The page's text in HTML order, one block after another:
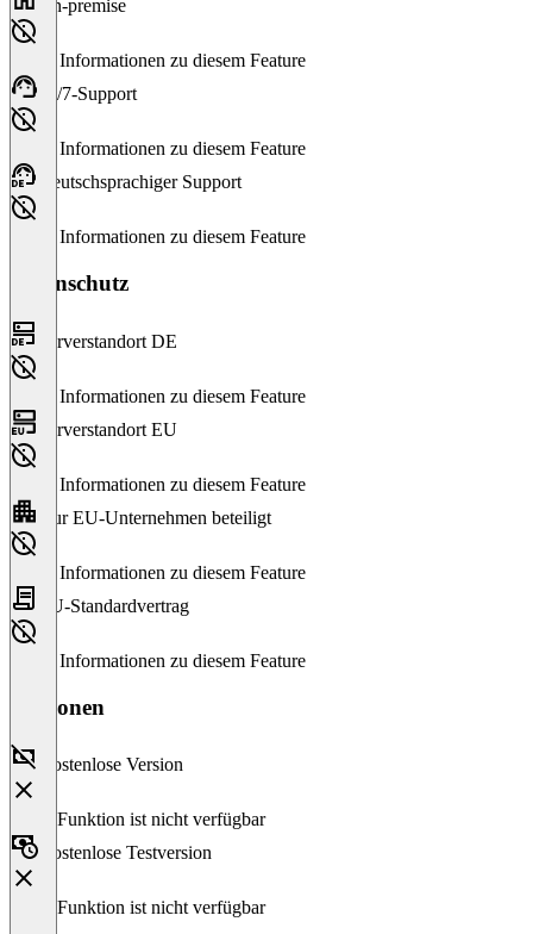
On-premise
Keine Informationen zu diesem Feature
24/7-Support
Keine Informationen zu diesem Feature
Deutschsprachiger Support
Keine Informationen zu diesem Feature
Datenschutz
Serverstandort DE
Keine Informationen zu diesem Feature
Serverstandort EU
Keine Informationen zu diesem Feature
Nur EU-Unternehmen beteiligt
Keine Informationen zu diesem Feature
EU-Standardvertrag
Keine Informationen zu diesem Feature
Versionen
Kostenlose Version
Diese Funktion ist nicht verfügbar
Kostenlose Testversion
Diese Funktion ist nicht verfügbar